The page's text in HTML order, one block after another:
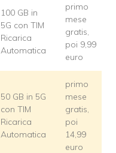
100 GB in
5G con TIM
Ricarica
Automatica
primo
mese
gratis,
poi 9,99
euro
50 GB in 5G
con TIM
Ricarica
Automatica
primo
mese
gratis,
poi
14,99
euro